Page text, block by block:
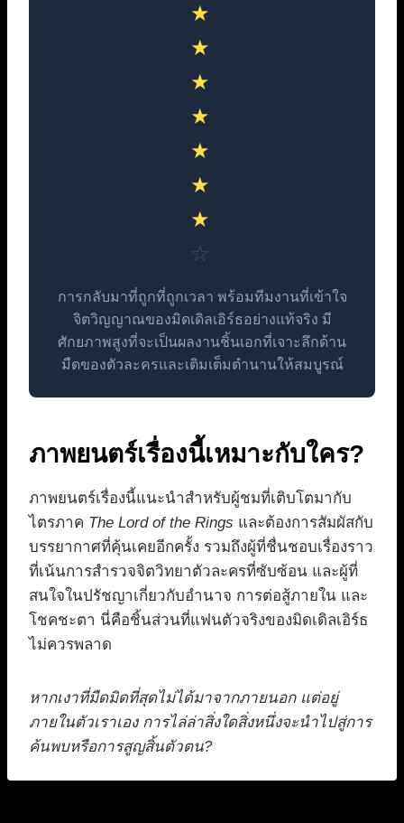
★
★
★
★
★
★
★
☆
การกลับมาที่ถูกที่ถูกเวลา พร้อมทีมงานที่เข้าใจ
จิตวิญญาณของมิดเดิลเอิร์ธอย่างแท้จริง มี
ศักยภาพสูงที่จะเป็นผลงานชิ้นเอกที่เจาะลึกด้าน
มืดของตัวละครและเติมเต็มตำนานให้สมบูรณ์
ภาพยนตร์เรื่องนี้เหมาะกับใคร?
ภาพยนตร์เรื่องนี้แนะนำสำหรับผู้ชมที่เติบโตมากับ
ไตรภาค The Lord of the Rings และต้องการสัมผัสกับ
บรรยากาศที่คุ้นเคยอีกครั้ง รวมถึงผู้ที่ชื่นชอบเรื่องราว
ที่เน้นการสำรวจจิตวิทยาตัวละครที่ซับซ้อน และผู้ที่
สนใจในปรัชญาเกี่ยวกับอำนาจ การต่อสู้ภายใน และ
โชคชะตา นี่คือชิ้นส่วนที่แฟนตัวจริงของมิดเดิลเอิร์ธ
ไม่ควรพลาด
หากเงาที่มืดมิดที่สุดไม่ได้มาจากภายนอก แต่อยู่
ภายในตัวเราเอง การไล่ล่าสิ่งใดสิ่งหนึ่งจะนำไปสู่การ
ค้นพบหรือการสูญสิ้นตัวตน?